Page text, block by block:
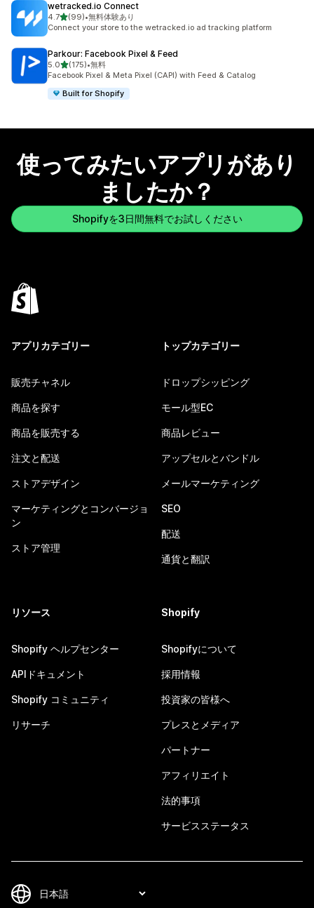
wetracked.io Connect
4.75つ星中
(99)
合計レビュー数：99件
•無料体験あり
Connect your store to the wetracked.io ad tracking platform
Parkour: Facebook Pixel & Feed
5.05つ星中
(175)
合計レビュー数：175件
•無料
Facebook Pixel & Meta Pixel (CAPI) with Feed & Catalog
Built for Shopify
使ってみたいアプリがあり
ましたか？
Shopifyを3日間無料でお試しください
アプリカテゴリー
販売チャネル
商品を探す
商品を販売する
注文と配送
ストアデザイン
マーケティングとコンバージョ
ン
ストア管理
トップカテゴリー
ドロップシッピング
モール型EC
商品レビュー
アップセルとバンドル
メールマーケティング
SEO
配送
通貨と翻訳
リソース
Shopify ヘルプセンター
APIドキュメント
Shopify コミュニティ
リサーチ
Shopify
Shopifyについて
採用情報
投資家の皆様へ
プレスとメディア
パートナー
アフィリエイト
法的事項
サービスステータス